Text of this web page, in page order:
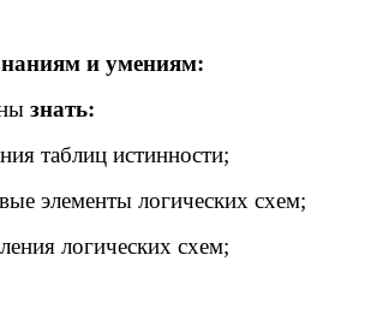
и умениям:
знать:
таблиц истинности;
элементы логических схем;
логических схем;